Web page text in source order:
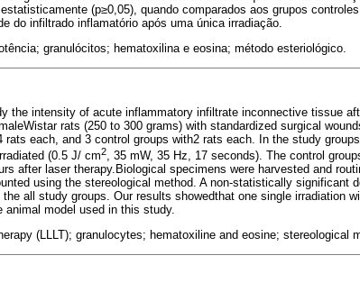
(p≥0,05), quando comparados aos grupos
do infiltrado inflamatório após uma única irradiação.
granulócitos; hematoxilina e eosina; método esteriológico.
the intensity of acute inflammatory infiltrate inconnective tissue
rats (250 to 300 grams) with standardized surgical
rats each, and 3 control groups with2 rats each. In the study
(0.5 J/ cm2, 35 mW, 35 Hz, 17 seconds). The control
after laser therapy.Biological specimens were harvested and
using the stereological method. A non-statistically significant
all study groups. Our results showedthat one single irradiation
animal model used in this study.
(LLLT); granulocytes; hematoxiline and eosine; stereological